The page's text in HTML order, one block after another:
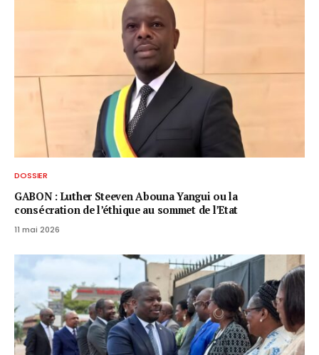
DOSSIER
GABON : Luther Steeven Abouna Yangui ou la
consécration de l’éthique au sommet de l’Etat
11 mai 2026